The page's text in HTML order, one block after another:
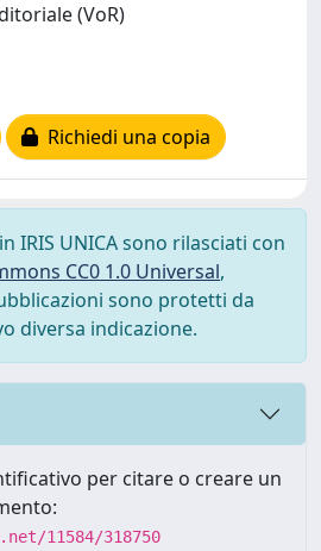
(VoR)
Richiedi una copia
IRIS UNICA sono rilasciati con
CC0 1.0 Universal,
sono protetti da
diversa indicazione.
per citare o creare un
11584/318750